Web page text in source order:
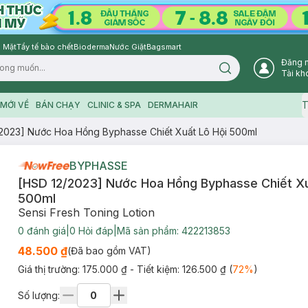
MặtTẩy tế bào chếtBiodermaNước GiặtBagsmart
Search icon
Đăng
Tài
VỀ BÁN CHẠY CLINIC & SPA DERMAHAIR
Nước Hoa Hồng Byphasse Chiết Xuất Lô Hội 500ml
BYPHASSE
[HSD 12/2023] Nước Hoa Hồng Byphasse Chiết
500ml
Sensi Fresh Toning Lotion
0 đánh giá 0 Hỏi đáp Mã sản phẩm: 422213853
48.500 ₫(Đã bao gồm VAT)
Giá thị trường: 175.000 ₫ - Tiết kiệm: 126.500 ₫(72%)
Số lượng: